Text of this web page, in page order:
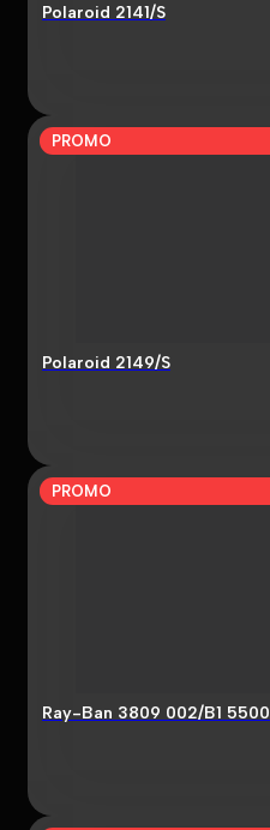
Polaroid 2141/S
PROMO
Polaroid 2149/S
PROMO
Ray-Ban 3809 002/B1 5500